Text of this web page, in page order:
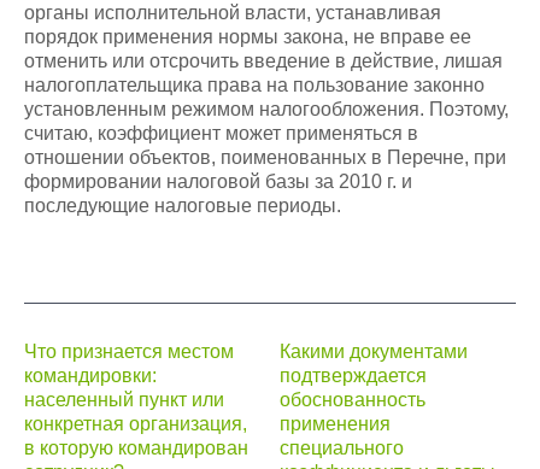
органы исполнительной власти, устанавливая
порядок применения нормы закона, не вправе ее
отменить или отсрочить введение в действие, лишая
налогоплательщика права на пользование законно
установленным режимом налогообложения. Поэтому,
считаю, коэффициент может применяться в
отношении объектов, поименованных в Перечне, при
формировании налоговой базы за 2010 г. и
последующие налоговые периоды.
Навигация
по
записям
Что признается местом
командировки:
населенный пункт или
конкретная организация,
в которую командирован
Какими документами
подтверждается
обоснованность
применения
специального